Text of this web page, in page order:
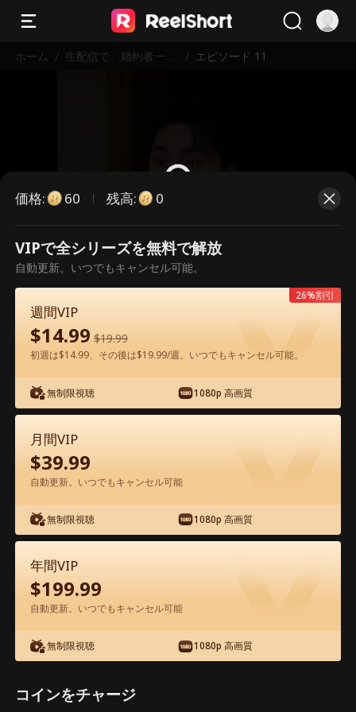
ホーム / 生配信で、婚約者一家
/ エピソード 11
こちらは有料のエピソードです。視
聴いただくには解放が必要です。
アプリ内で無料視聴可能
エピソード11 - 生配信で、婚約者一家を
地獄に堕とす 映画フル
1-50 51-55
11 14
価格: 60 残高: 0
VIPで全シリーズを無料で解放
自動更新。いつでもキャンセル可能。
週間VIP
$14.99 $19.99
初週は$14.99、その後は$19.99/週。いつでもキャンセル可能。
無制限視聴 1080p 高画質
26%割引
月間VIP
$39.99
自動更新。いつでもキャンセル可能
無制限視聴 1080p 高画質
年間VIP
$199.99
自動更新。いつでもキャンセル可能
無制限視聴 1080p 高画質
コインをチャージ